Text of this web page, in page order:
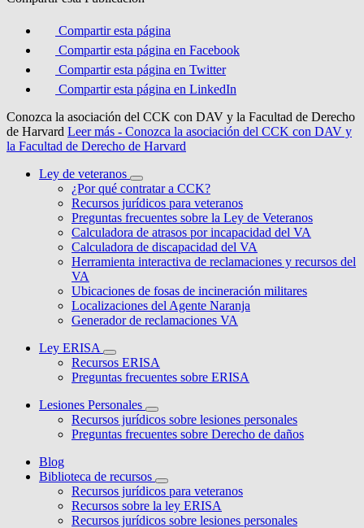
Compartir esta página
Compartir esta página en Facebook
Compartir esta página en Twitter
Compartir esta página en LinkedIn
Conozca la asociación del CCK con DAV y la Facultad de Derecho
de Harvard Leer más - Conozca la asociación del CCK con DAV y
la Facultad de Derecho de Harvard
Ley de veteranos
¿Por qué contratar a CCK?
Recursos jurídicos para veteranos
Preguntas frecuentes sobre la Ley de Veteranos
Calculadora de atrasos por incapacidad del VA
Calculadora de discapacidad del VA
Herramienta interactiva de reclamaciones y recursos del
VA
Ubicaciones de fosas de incineración militares
Localizaciones del Agente Naranja
Generador de reclamaciones VA
Ley ERISA
Recursos ERISA
Preguntas frecuentes sobre ERISA
Lesiones Personales
Recursos jurídicos sobre lesiones personales
Preguntas frecuentes sobre Derecho de daños
Blog
Biblioteca de recursos
Recursos jurídicos para veteranos
Recursos sobre la ley ERISA
Recursos jurídicos sobre lesiones personales